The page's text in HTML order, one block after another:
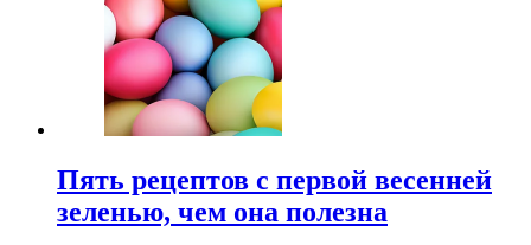
Пять рецептов с первой весенней
зеленью, чем она полезна